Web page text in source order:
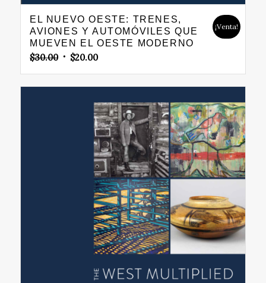
EL NUEVO OESTE: TRENES,
AVIONES Y AUTOMÓVILES QUE
MUEVEN EL OESTE MODERNO
$30.00 Original
was:
$20.00Current
is:
¡Venta!